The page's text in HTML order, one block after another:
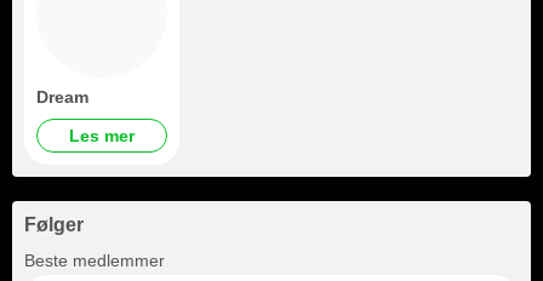
Dream
Les mer
Følger
Beste medlemmer